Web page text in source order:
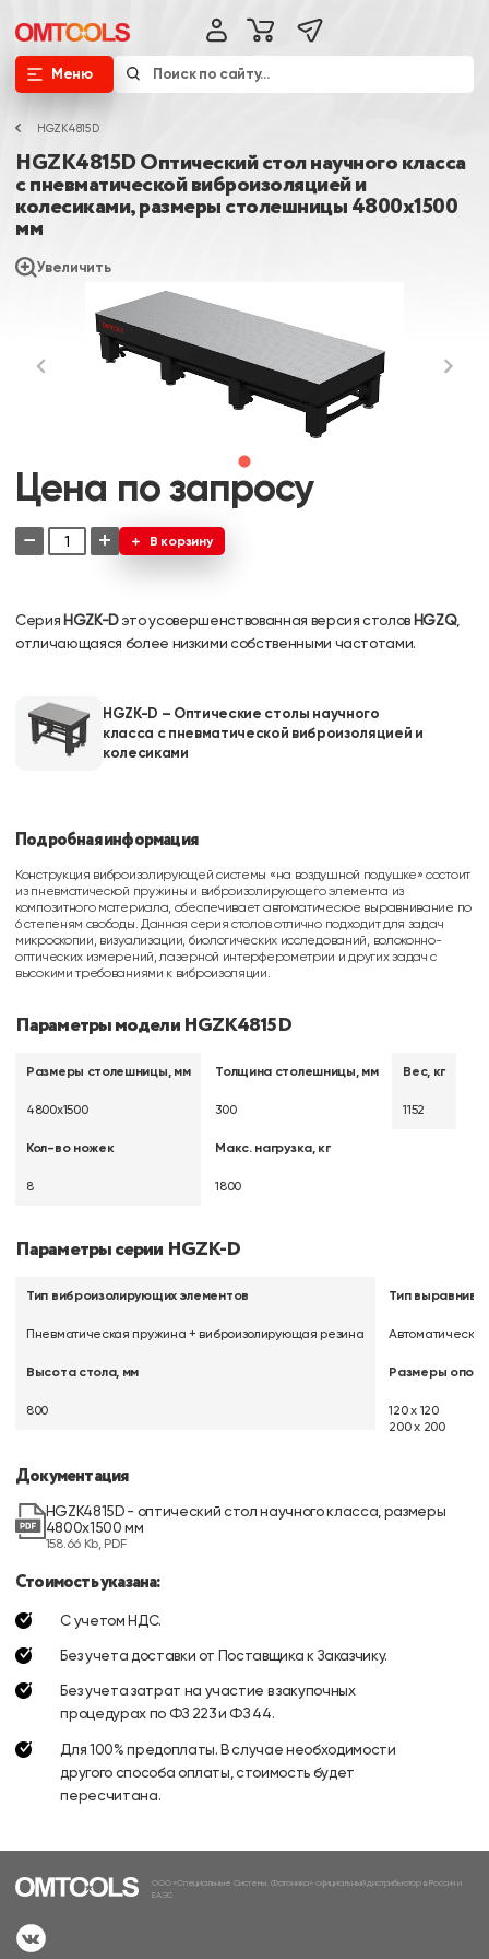
Меню
HGZK4815D
HGZK4815D Оптический стол научного класса
с пневматической виброизоляцией и
колесиками, размеры столешницы 4800х1500
мм
Увеличить
Цена по запросу
− + В корзину
Серия HGZK-Dэто усовершенствованная версия столов HGZQ,
отличающаяся более низкими собственными частотами.
HGZK-D – Оптические столы научного
класса с пневматической виброизоляцией и
колесиками
Подробная информация
Конструкция виброизолирующей системы «на воздушной подушке» состоит
из пневматической пружины и виброизолирующего элемента из
композитного материала, обеспечивает автоматическое выравнивание по
6 степеням свободы. Данная серия столов отлично подходит для задач
микроскопии, визуализации, биологических исследований, волоконно-
оптических измерений, лазерной интерферометрии и других задач с
высокими требованиями к виброизоляции.
Параметры модели HGZK4815D
Размеры столешницы, мм
4800х1500
Кол-во ножек
8
Толщина столешницы, мм
300
Макс. нагрузка, кг
1800
Вес, кг
1152
Параметры серии HGZK-D
Тип виброизолирующих элементов
Пневматическая пружина + виброизолирующая резина
Высота стола, мм
800
Тип
Автоматический
Размеры опор,
120 х 120
200 х 200
Документация
HGZK4815D - оптический стол научного класса, размеры
4800х1500 мм
158.66 Kb, PDF
Стоимость указана:
С учетом НДС.
Без учета доставки от Поставщика к Заказчику.
Без учета затрат на участие в закупочных
процедурах по ФЗ 223 и ФЗ 44.
Для 100% предоплаты. В случае необходимости
другого способа оплаты, стоимость будет
пересчитана.
ООО «Специальные Системы. Фотоника» официальный дистрибьютор в России и
ЕАЭС